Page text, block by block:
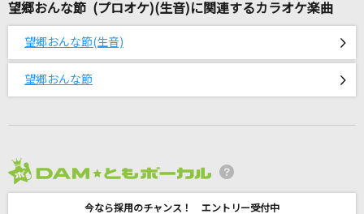
Pleasure'98～人生の快楽～
阿修羅ちゃん
哀しくてジェラシー
望郷おんな節 (プロオケ)(生音)に関連するカラオケ楽曲
望郷おんな節(生音)
望郷おんな節
今なら採用のチャンス！ エントリー受付中